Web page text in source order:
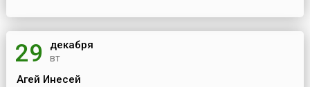
29 декабря
вт
Агей Инесей